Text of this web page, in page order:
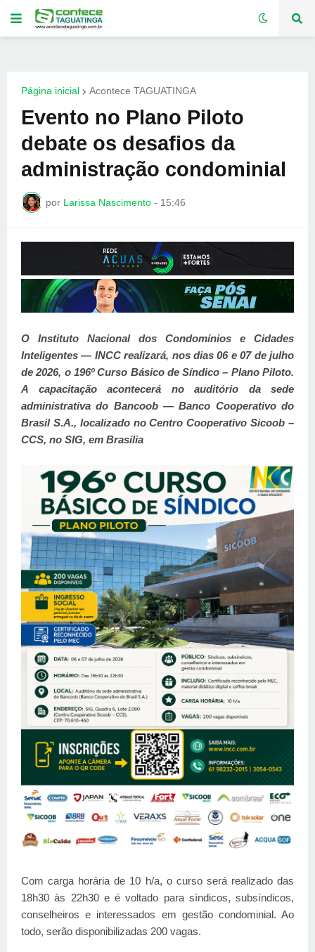
Página inicial Acontece TAGUATINGA
Evento no Plano Piloto
debate os desafios da
administração condominial
por Larissa Nascimento - 15:46
O Instituto Nacional dos Condomínios e Cidades
Inteligentes — INCC realizará, nos dias 06 e 07 de julho
de 2026, o 196º Curso Básico de Síndico – Plano Piloto.
A capacitação acontecerá no auditório da sede
administrativa do Bancoob — Banco Cooperativo do
Brasil S.A., localizado no Centro Cooperativo Sicoob –
CCS, no SIG, em Brasília
Com carga horária de 10 h/a, o curso será realizado das
18h30 às 22h30 e é voltado para síndicos, subsíndicos,
conselheiros e interessados em gestão condominial. Ao
todo, serão disponibilizadas 200 vagas.